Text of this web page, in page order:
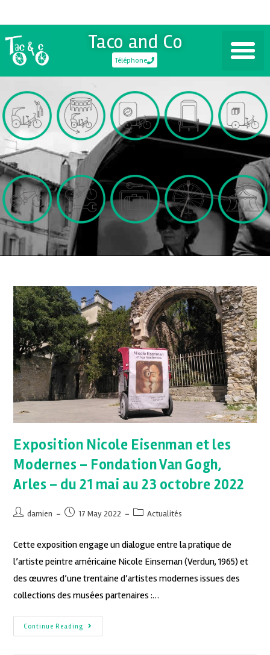
Taco and Co
Téléphone
Exposition Nicole Eisenman et les
Modernes – Fondation Van Gogh,
Arles – du 21 mai au 23 octobre 2022
damien 17 May 2022 Actualités
Cette exposition engage un dialogue entre la pratique de
l’artiste peintre américaine Nicole Einseman (Verdun, 1965) et
des œuvres d’une trentaine d’artistes modernes issues des
collections des musées partenaires :…
Continue Reading